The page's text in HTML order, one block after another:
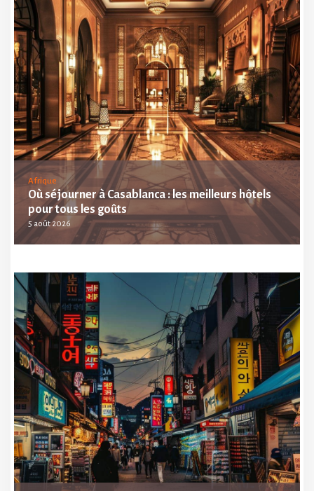
Afrique
Où séjourner à Casablanca : les meilleurs hôtels
pour tous les goûts
5 août 2026